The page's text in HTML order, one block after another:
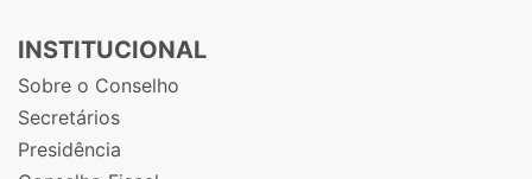
INSTITUCIONAL
Sobre o Conselho
Secretários
Presidência